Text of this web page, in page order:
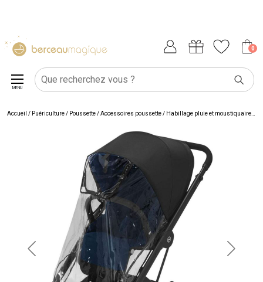
0
MENU
Accueil / Puériculture/ Poussette/Accessoires poussette/ Habillage pluie et moustiquaire